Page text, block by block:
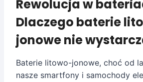
Rewolucja w
Dlaczego baterie
jonowe nie
Baterie litowo-jonowe, choć od
nasze smartfony i samochody